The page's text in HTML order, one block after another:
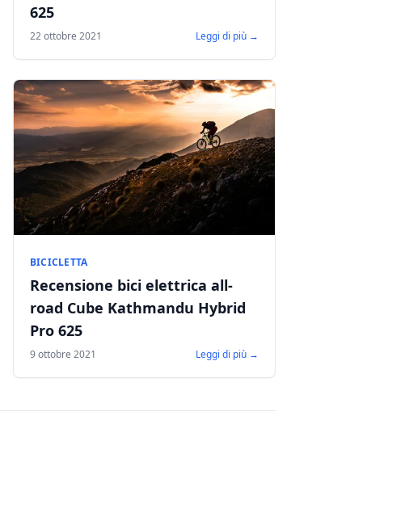
625
22 ottobre 2021 Leggi di più →
BICICLETTA
Recensione bici elettrica all-
road Cube Kathmandu Hybrid
Pro 625
9 ottobre 2021 Leggi di più →